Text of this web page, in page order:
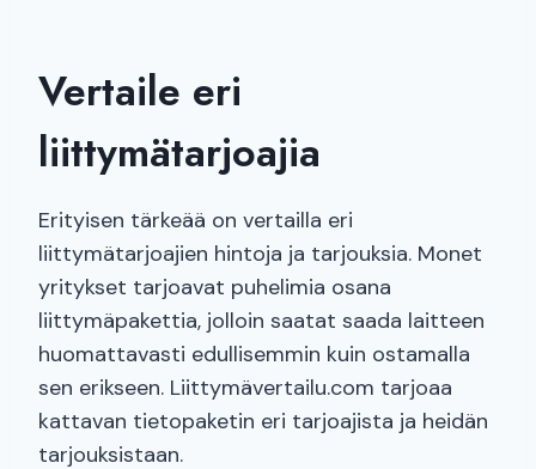
Vertaile eri
liittymätarjoajia
Erityisen tärkeää on vertailla eri
liittymätarjoajien hintoja ja tarjouksia. Monet
yritykset tarjoavat puhelimia osana
liittymäpakettia, jolloin saatat saada laitteen
huomattavasti edullisemmin kuin ostamalla
sen erikseen. Liittymävertailu.com tarjoaa
kattavan tietopaketin eri tarjoajista ja heidän
tarjouksistaan.